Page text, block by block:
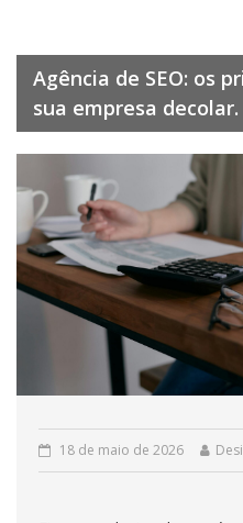
Agência de SEO: os
sua empresa decolar.
18 de maio de 2026